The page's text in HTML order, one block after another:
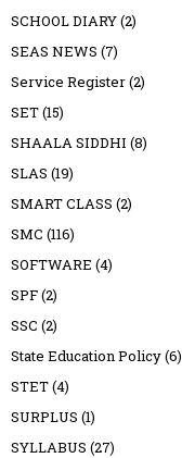
SCHOOL DIARY(2)
SEAS NEWS (7)
Service Register(2)
SET(15)
SHAALA SIDDHI (8)
SLAS (19)
SMART CLASS (2)
SMC (116)
SOFTWARE (4)
SPF(2)
SSC (2)
State Education Policy(6)
STET(4)
SURPLUS (1)
SYLLABUS (27)